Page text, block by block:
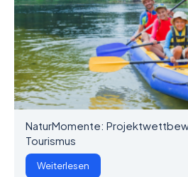
NaturMomente:
Tourismus
Weiterlesen